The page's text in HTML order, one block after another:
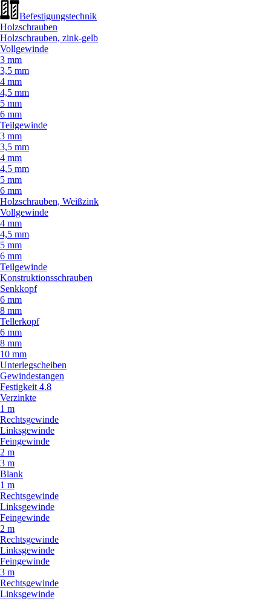
Befestigungstechnik
Holzschrauben
Holzschrauben, zink-gelb
Vollgewinde
3 mm
3,5 mm
4 mm
4,5 mm
5 mm
6 mm
Teilgewinde
3 mm
3,5 mm
4 mm
4,5 mm
5 mm
6 mm
Holzschrauben, Weißzink
Vollgewinde
4 mm
4,5 mm
5 mm
6 mm
Teilgewinde
Konstruktionsschrauben
Senkkopf
6 mm
8 mm
Tellerkopf
6 mm
8 mm
10 mm
Unterlegscheiben
Gewindestangen
Festigkeit 4.8
Verzinkte
1 m
Rechtsgewinde
Linksgewinde
Feingewinde
2 m
3 m
Blank
1 m
Rechtsgewinde
Linksgewinde
Feingewinde
2 m
Rechtsgewinde
Linksgewinde
Feingewinde
3 m
Rechtsgewinde
Linksgewinde